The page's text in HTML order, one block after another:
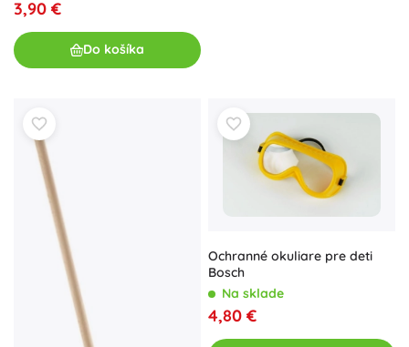
3,90 €
Do košíka
Ochranné okuliare pre deti
Bosch
Na sklade
4,80 €